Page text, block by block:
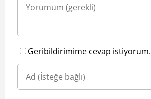
Geribildirimime cevap istiyorum.